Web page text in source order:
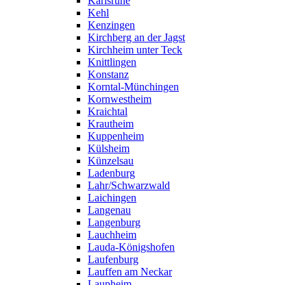
Kehl
Kenzingen
Kirchberg an der Jagst
Kirchheim unter Teck
Knittlingen
Konstanz
Korntal-Münchingen
Kornwestheim
Kraichtal
Krautheim
Kuppenheim
Külsheim
Künzelsau
Ladenburg
Lahr/Schwarzwald
Laichingen
Langenau
Langenburg
Lauchheim
Lauda-Königshofen
Laufenburg
Lauffen am Neckar